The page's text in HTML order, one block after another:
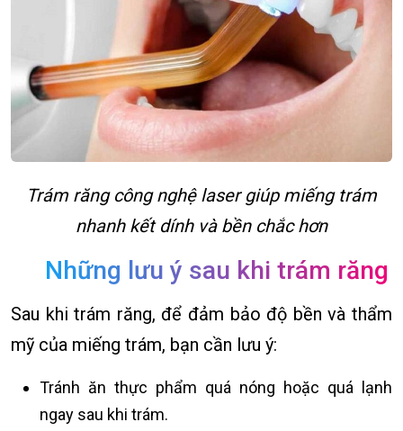
Trám răng công nghệ laser giúp miếng trám
nhanh kết dính và bền chắc hơn
Những lưu ý sau khi trám răng
Sau khi trám răng, để đảm bảo độ bền và thẩm
mỹ của miếng trám, bạn cần lưu ý:
Tránh ăn thực phẩm quá nóng hoặc quá lạnh
ngay sau khi trám.